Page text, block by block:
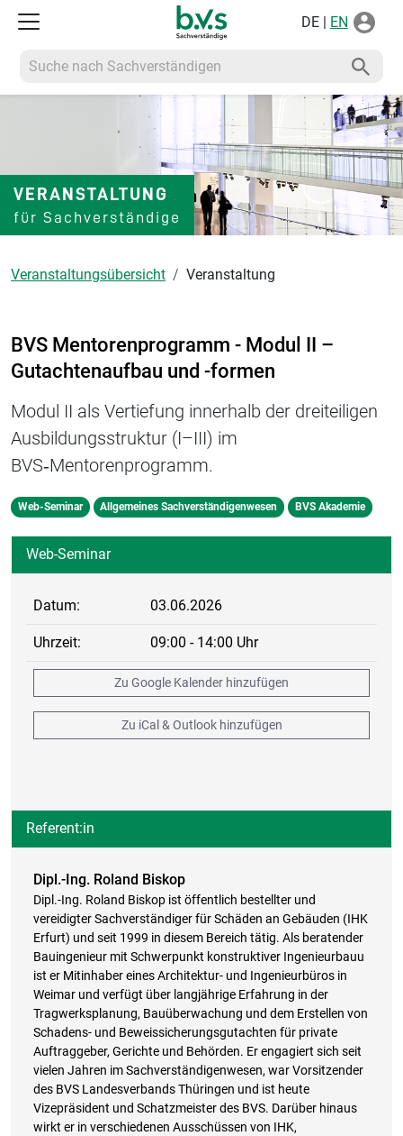
DE | EN
Suche nach Sachverständigen
VERANSTALTUNG
für Sachverständige
Veranstaltungsübersicht Veranstaltung
BVS Mentorenprogramm - Modul II –
Gutachtenaufbau und -formen
Modul II als Vertiefung innerhalb der dreiteiligen
Ausbildungsstruktur (I–III) im
BVS‑Mentorenprogramm.
Web-Seminar Allgemeines Sachverständigenwesen BVS Akademie
Web-Seminar
Datum: 03.06.2026
Uhrzeit: 09:00 - 14:00 Uhr
Zu Google Kalender hinzufügen
Zu iCal & Outlook hinzufügen
Referent:in
Dipl.-Ing. Roland Biskop
Dipl.-Ing. Roland Biskop ist öffentlich bestellter und
vereidigter Sachverständiger für Schäden an Gebäuden (IHK
Erfurt) und seit 1999 in diesem Bereich tätig. Als beratender
Bauingenieur mit Schwerpunkt konstruktiver Ingenieurbauu
ist er Mitinhaber eines Architektur- und Ingenieurbüros in
Weimar und verfügt über langjährige Erfahrung in der
Tragwerksplanung, Bauüberwachung und dem Erstellen von
Schadens- und Beweissicherungsgutachten für private
Auftraggeber, Gerichte und Behörden. Er engagiert sich seit
vielen Jahren im Sachverständigenwesen, war Vorsitzender
des BVS Landesverbands Thüringen und ist heute
Vizepräsident und Schatzmeister des BVS. Darüber hinaus
wirkt er in verschiedenen Ausschüssen von IHK,